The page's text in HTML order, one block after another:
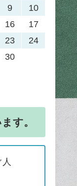
9
10
16
17
23
24
30
す。